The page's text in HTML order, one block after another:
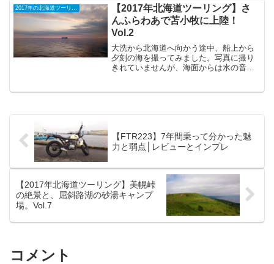
ト確認をしていると、老夫婦の方が話し
かけてくれました。岩...
2017年の北海道ツーリング
【2017年北海道ツーリング】さ
んふらわあで苫小牧に上陸！
Vol.2
大洗から北海道へ向かう途中、船上から
夕刻の海を撮ってみました。写真に撮り
きれていませんが、海面からは水の音も
【FTR223】7年間乗って分かった魅
力と弱点│レビューとインプレ
【2017年北海道ツーリング】美幌峠
の絶景と、屈斜路湖の砂湯キャンプ
場。Vol.7
コメント